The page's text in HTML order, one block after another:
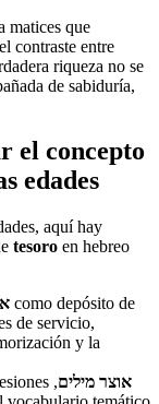
matices que
contraste entre
riqueza no se
de sabiduría,
el concepto
edades
aquí hay
tesoro en hebreo
como depósito de
de servicio,
y la
אוצר מילים,